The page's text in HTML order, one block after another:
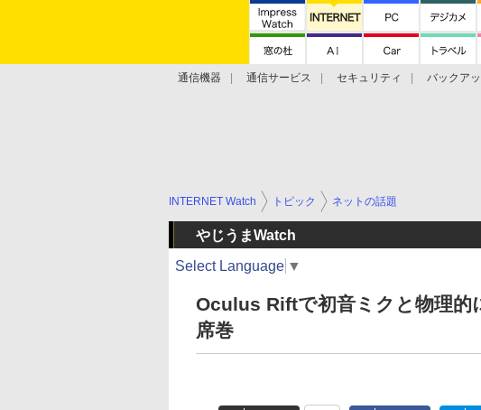
通信機器 通信サービス セキュリティ バックア
INTERNET Watch トピック ネットの話題
やじうまWatch
Select Language ▼
Oculus Riftで初音ミクと物理的
席巻